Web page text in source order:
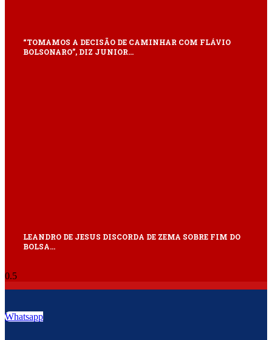
“TOMAMOS A DECISÃO DE CAMINHAR COM FLÁVIO
BOLSONARO”, DIZ JUNIOR…
LEANDRO DE JESUS DISCORDA DE ZEMA SOBRE FIM DO
BOLSA…
Whatsapp